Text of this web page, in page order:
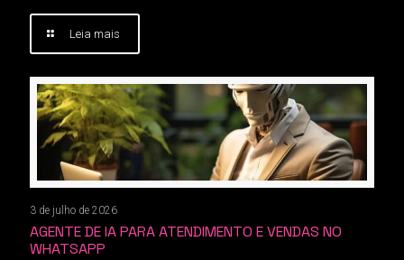
Leia mais
3 de julho de 2026
AGENTE DE IA PARA ATENDIMENTO E VENDAS NO
WHATSAPP